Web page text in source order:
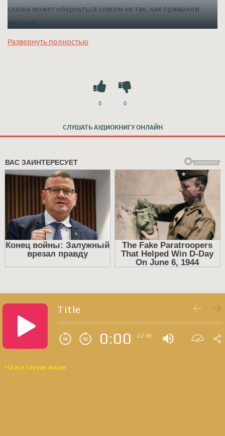
сказка может обернуться совсем не так, как привыкли
местные.
Развернуть полностью
СЛУШАТЬ АУДИОКНИГУ ОНЛАЙН
0 0
Title
0:00 22:46
На все случаи жизни